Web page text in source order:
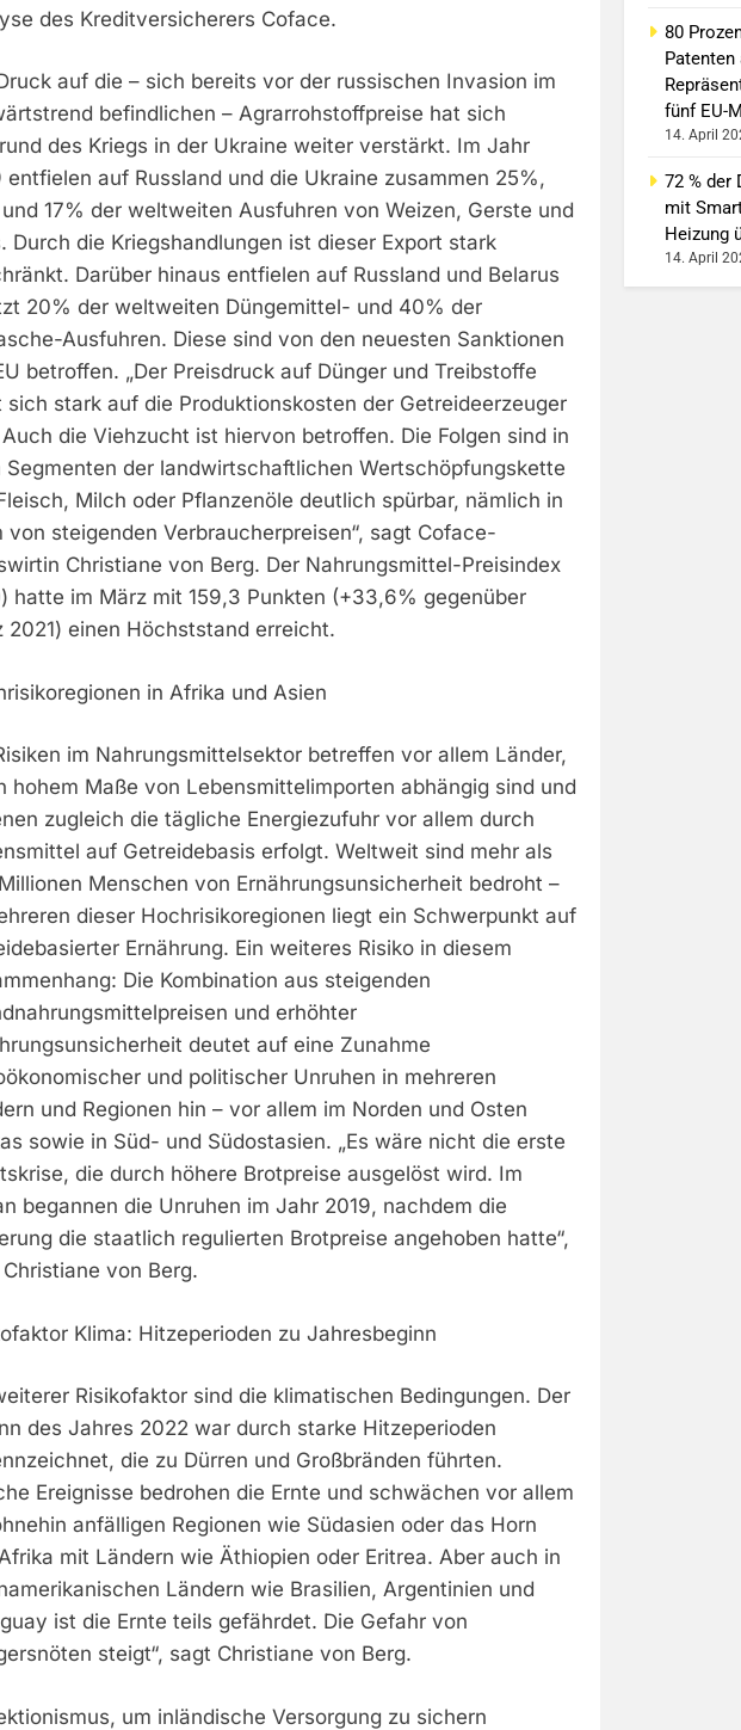
des Kreditversicherers Coface.
auf die – sich bereits vor der russischen Invasion im
befindlichen – Agrarrohstoffpreise hat sich
des Kriegs in der Ukraine weiter verstärkt. Im Jahr
entfielen auf Russland und die Ukraine zusammen 25%,
und 17% der weltweiten Ausfuhren von Weizen, Gerste und
Durch die Kriegshandlungen ist dieser Export stark
Darüber hinaus entfielen auf Russland und Belarus
20% der weltweiten Düngemittel- und 40% der
Ausfuhren. Diese sind von den neuesten Sanktionen
betroffen. „Der Preisdruck auf Dünger und Treibstoffe
sich stark auf die Produktionskosten der Getreideerzeuger
die Viehzucht ist hiervon betroffen. Die Folgen sind in
Segmenten der landwirtschaftlichen Wertschöpfungskette
Milch oder Pflanzenöle deutlich spürbar, nämlich in
von steigenden Verbraucherpreisen“, sagt Coface-
Christiane von Berg. Der Nahrungsmittel-Preisindex
hatte im März mit 159,3 Punkten (+33,6% gegenüber
2021) einen Höchststand erreicht.
in Afrika und Asien
im Nahrungsmittelsektor betreffen vor allem Länder,
hohem Maße von Lebensmittelimporten abhängig sind und
zugleich die tägliche Energiezufuhr vor allem durch
auf Getreidebasis erfolgt. Weltweit sind mehr als
Menschen von Ernährungsunsicherheit bedroht –
dieser Hochrisikoregionen liegt ein Schwerpunkt auf
Ernährung. Ein weiteres Risiko in diesem
Die Kombination aus steigenden
und erhöhter
deutet auf eine Zunahme
und politischer Unruhen in mehreren
und Regionen hin – vor allem im Norden und Osten
sowie in Süd- und Südostasien. „Es wäre nicht die erste
die durch höhere Brotpreise ausgelöst wird. Im
begannen die Unruhen im Jahr 2019, nachdem die
die staatlich regulierten Brotpreise angehoben hatte“,
von Berg.
Klima: Hitzeperioden zu Jahresbeginn
Risikofaktor sind die klimatischen Bedingungen. Der
des Jahres 2022 war durch starke Hitzeperioden
die zu Dürren und Großbränden führten.
Ereignisse bedrohen die Ernte und schwächen vor allem
anfälligen Regionen wie Südasien oder das Horn
mit Ländern wie Äthiopien oder Eritrea. Aber auch in
Ländern wie Brasilien, Argentinien und
ist die Ernte teils gefährdet. Die Gefahr von
steigt“, sagt Christiane von Berg.
um inländische Versorgung zu sichern
80
fünf EU-
14. April
72 % der
mit
Heizung
14. April